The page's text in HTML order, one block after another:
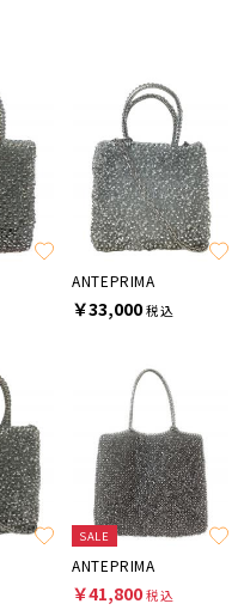
ANTEPRIMA
￥33,000税込
SALE
ANTEPRIMA
￥41,800税込